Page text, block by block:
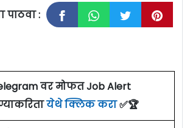
पाठवा :
वर मोफत Job Alert
येथे क्लिक करा✅🏆